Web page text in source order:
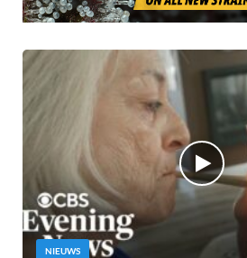
NIEUWS